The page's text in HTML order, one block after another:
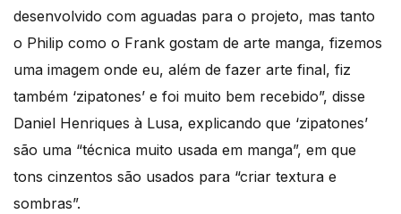
desenvolvido com aguadas para o projeto, mas tanto
o Philip como o Frank gostam de arte manga, fizemos
uma imagem onde eu, além de fazer arte final, fiz
também ‘zipatones’ e foi muito bem recebido”, disse
Daniel Henriques à Lusa, explicando que ‘zipatones’
são uma “técnica muito usada em manga”, em que
tons cinzentos são usados para “criar textura e
sombras”.